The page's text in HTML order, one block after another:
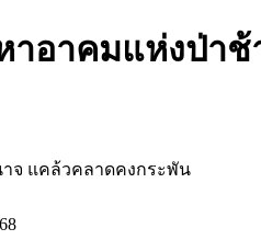
าอาคมแห่งป่า
จ แคล้วคลาดคงกระพัน